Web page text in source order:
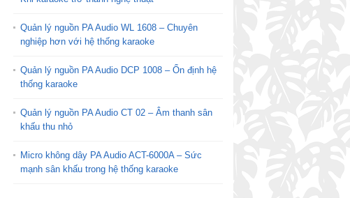
Quản lý nguồn PA Audio WL 1608 – Chuyên
nghiệp hơn với hệ thống karaoke
Quản lý nguồn PA Audio DCP 1008 – Ổn định hệ
thống karaoke
Quản lý nguồn PA Audio CT 02 – Âm thanh sân
khấu thu nhỏ
Micro không dây PA Audio ACT-6000A – Sức
mạnh sân khấu trong hệ thống karaoke